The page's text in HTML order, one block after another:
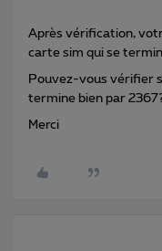
Après vérification,
carte sim qui se
Pouvez-vous vérifier
termine bien par
Merci